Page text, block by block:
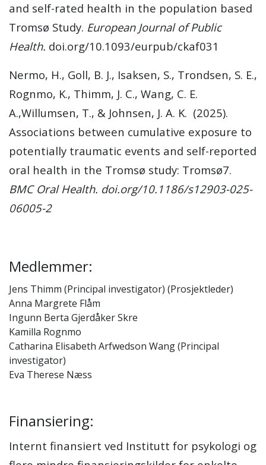
and self-rated health in the population based
Tromsø Study. European Journal of Public
Health. doi.org/10.1093/eurpub/ckaf031
Nermo, H., Goll, B. J., Isaksen, S., Trondsen, S. E.,
Rognmo, K., Thimm, J. C., Wang, C. E.
A.,Willumsen, T., & Johnsen, J. A. K. (2025).
Associations between cumulative exposure to
potentially traumatic events and self-reported
oral health in the Tromsø study: Tromsø7.
BMC Oral Health. doi.org/10.1186/s12903-025-
06005-2
Medlemmer:
Jens Thimm (Principal investigator) (Prosjektleder)
Anna Margrete Flåm
Ingunn Berta Gjerdåker Skre
Kamilla Rognmo
Catharina Elisabeth Arfwedson Wang (Principal
investigator)
Eva Therese Næss
Finansiering:
Internt finansiert ved Institutt for psykologi og